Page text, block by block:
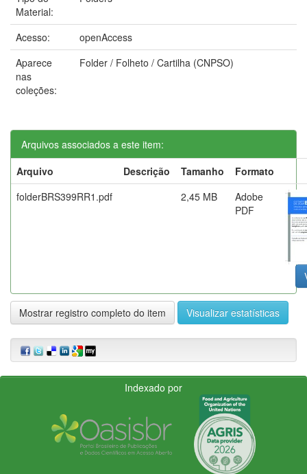
Material:
Acesso:
openAccess
Aparece
nas
coleções:
Folder / Folheto / Cartilha (CNPSO)
Arquivos associados a este item:
Arquivo
Descrição Tamanho
Formato
folderBRS399RR1.pdf
2,45 MB
Adobe
PDF
Mostrar registro completo do item Visualizar estatísticas
Indexado por